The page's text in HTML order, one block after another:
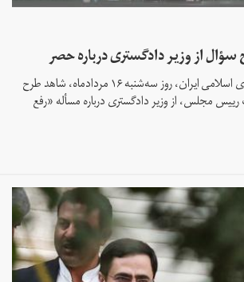
از وزیر دادگستری درباره حصر
صحن علنی مجلس شورای اسلامی ایران، روز سه‌شنبه ۱۶ مردادماه، شاهد طرح
مجلس، از وزیر دادگستری درباره مسأله «رفع